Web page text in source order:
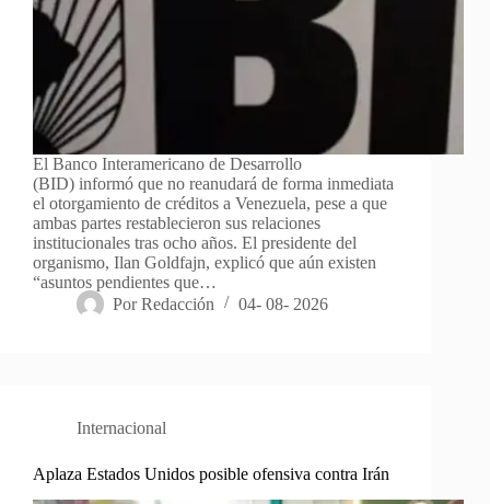
El Banco Interamericano de Desarrollo
(BID) informó que no reanudará de forma inmediata
el otorgamiento de créditos a Venezuela, pese a que
ambas partes restablecieron sus relaciones
institucionales tras ocho años. El presidente del
organismo, Ilan Goldfajn, explicó que aún existen
“asuntos pendientes que…
Por Redacción 04- 08- 2026
Internacional
Aplaza Estados Unidos posible ofensiva contra Irán